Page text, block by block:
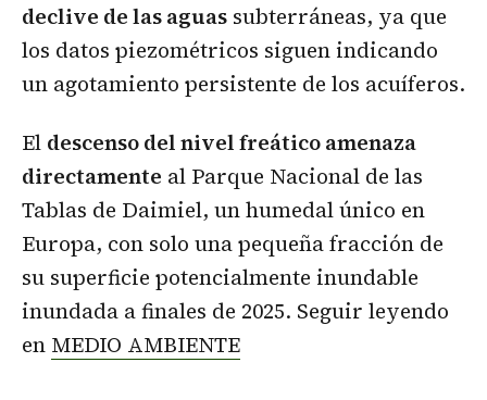
declive de las aguas subterráneas, ya que
los datos piezométricos siguen indicando
un agotamiento persistente de los acuíferos.
El descenso del nivel freático amenaza
directamente al Parque Nacional de las
Tablas de Daimiel, un humedal único en
Europa, con solo una pequeña fracción de
su superficie potencialmente inundable
inundada a finales de 2025. Seguir leyendo
en MEDIO AMBIENTE